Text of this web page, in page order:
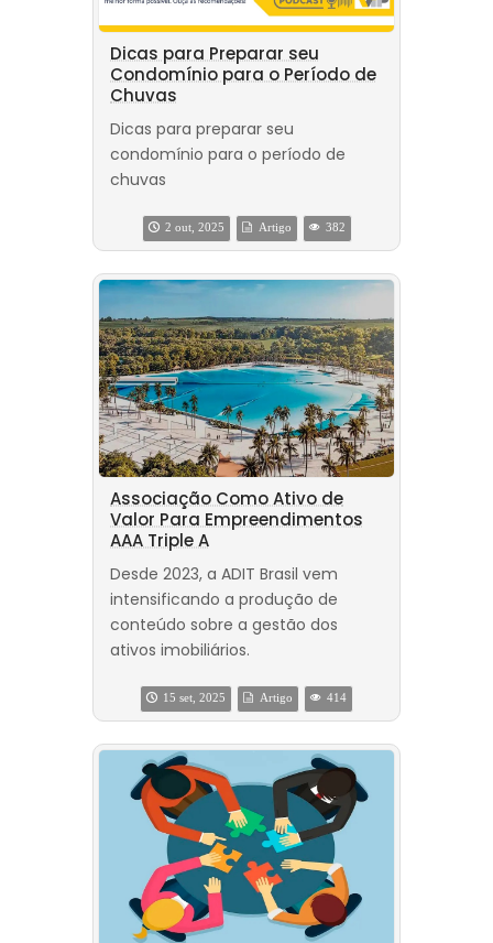
Dicas para Preparar seu
Condomínio para o Período de
Chuvas
Dicas para preparar seu
condomínio para o período de
chuvas
2 out, 2025 Artigo 382
Associação Como Ativo de
Valor Para Empreendimentos
AAA Triple A
Desde 2023, a ADIT Brasil vem
intensificando a produção de
conteúdo sobre a gestão dos
ativos imobiliários.
15 set, 2025 Artigo 414